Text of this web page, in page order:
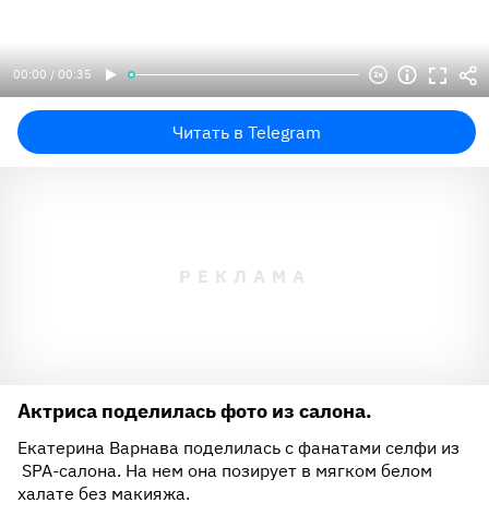
00:00 / 00:35
Читать в Telegram
Актриса поделилась фото из салона.
Екатерина Варнава поделилась с фанатами селфи из
SPA-салона. На нем она позирует в мягком белом
халате без макияжа.